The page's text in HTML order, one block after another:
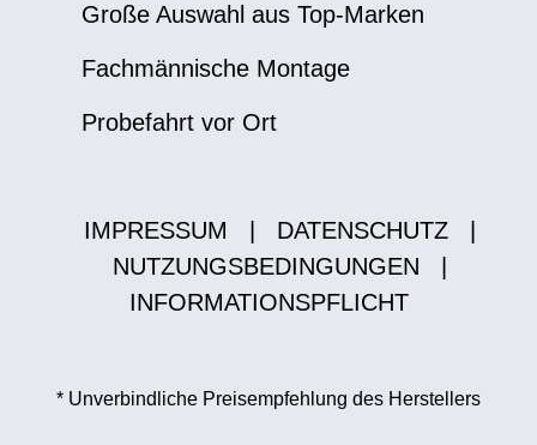
Große Auswahl aus Top-Marken
Fachmännische Montage
Probefahrt vor Ort
IMPRESSUM DATENSCHUTZ
NUTZUNGSBEDINGUNGEN
INFORMATIONSPFLICHT
* Unverbindliche Preisempfehlung des Herstellers